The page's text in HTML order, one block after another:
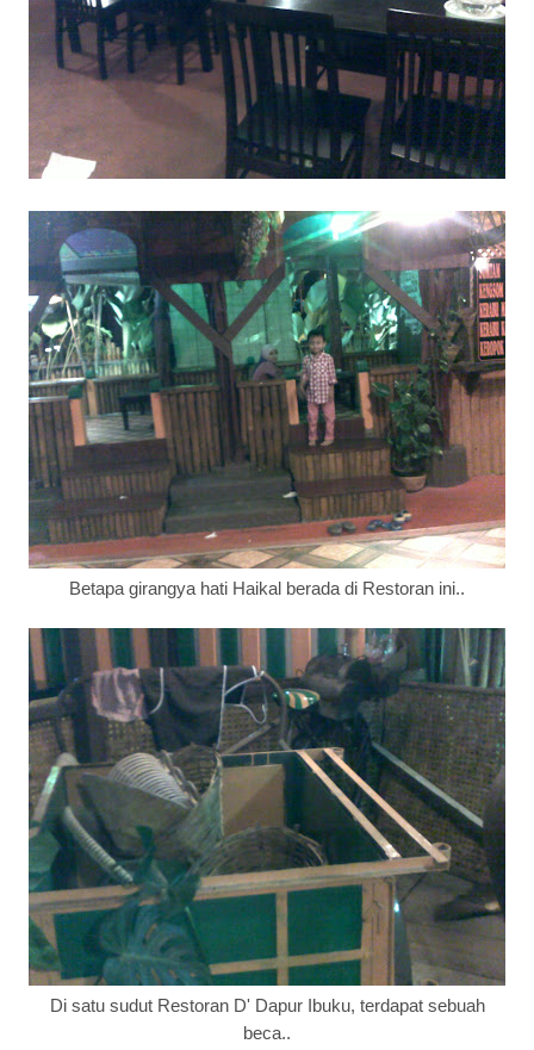
Betapa girangya hati Haikal berada di Restoran ini..
Di satu sudut Restoran D' Dapur Ibuku, terdapat sebuah
beca..